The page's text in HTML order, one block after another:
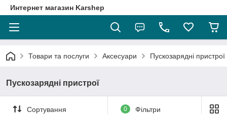
Интернет магазин Karshep
Товари та послуги Аксесуари Пускозарядні пристрої
Пускозарядні пристрої
Сортування 0 Фільтри